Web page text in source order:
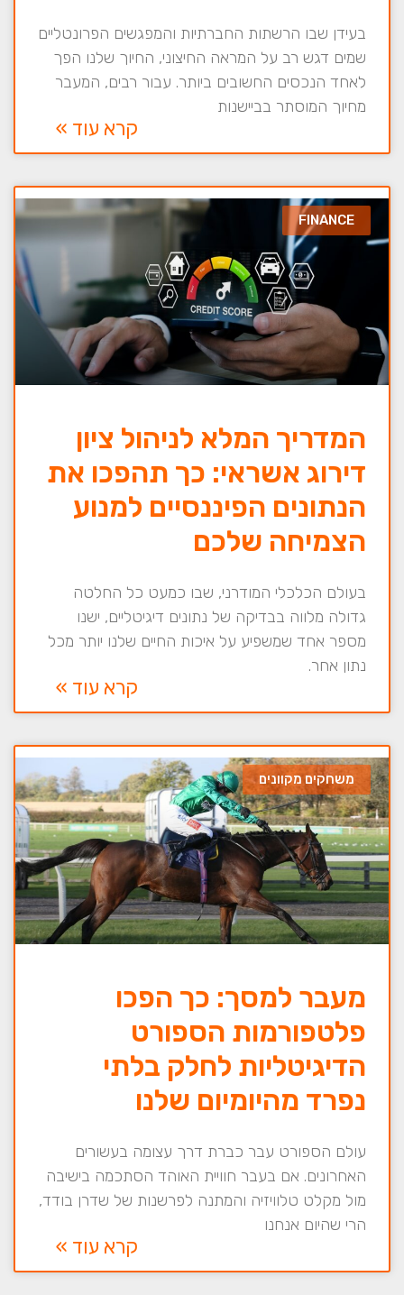
בעידן שבו הרשתות החברתיות והמפגשים הפרונטליים
שמים דגש רב על המראה החיצוני, החיוך שלנו הפך
לאחד הנכסים החשובים ביותר. עבור רבים, המעבר
מחיוך המוסתר בביישנות
קרא עוד »
FINANCE
המדריך המלא לניהול ציון
דירוג אשראי: כך תהפכו את
הנתונים הפיננסיים למנוע
הצמיחה שלכם
בעולם הכלכלי המודרני, שבו כמעט כל החלטה
גדולה מלווה בבדיקה של נתונים דיגיטליים, ישנו
מספר אחד שמשפיע על איכות החיים שלנו יותר מכל
נתון אחר.
קרא עוד »
משחקים מקוונים
מעבר למסך: כך הפכו
פלטפורמות הספורט
הדיגיטליות לחלק בלתי
נפרד מהיומיום שלנו
עולם הספורט עבר כברת דרך עצומה בעשורים
האחרונים. אם בעבר חוויית האוהד הסתכמה בישיבה
מול מקלט טלוויזיה והמתנה לפרשנות של שדרן בודד,
הרי שהיום אנחנו
קרא עוד »